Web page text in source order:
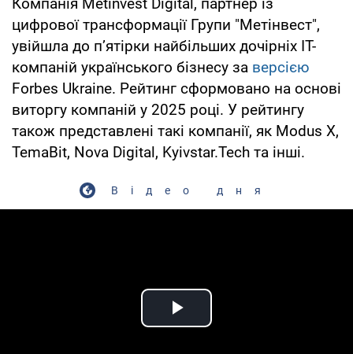
цифрової трансформації Групи "Метінвест",
увійшла до п’ятірки найбільших дочірніх IT-
компаній українського бізнесу за версією
Forbes Ukraine. Рейтинг сформовано на основі
виторгу компаній у 2025 році. У рейтингу
також представлені такі компанії, як Modus X,
TemaBit, Nova Digital, Kyivstar.Tech та інші.
Відео дня
Play Video